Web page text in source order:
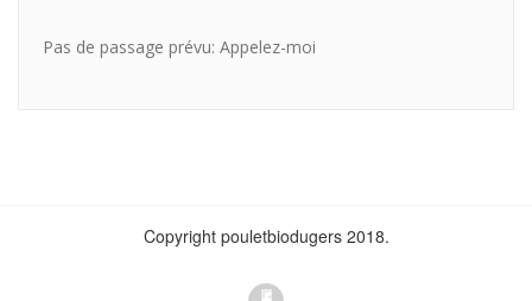
Pas de passage prévu: Appelez-moi
Copyright pouletbiodugers 2018.